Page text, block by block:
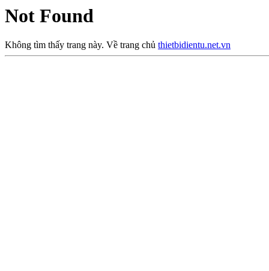
Not Found
Không tìm thấy trang này. Về trang chủ thietbidientu.net.vn